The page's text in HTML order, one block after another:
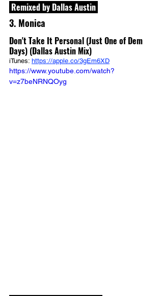
Remixed by Dallas Austin
3. Monica
Don't Take It Personal (Just One of Dem
Days) (Dallas Austin Mix)
iTunes: https://apple.co/3gEm6XD
https://www.youtube.com/watch?
v=z7beNRNQOyg